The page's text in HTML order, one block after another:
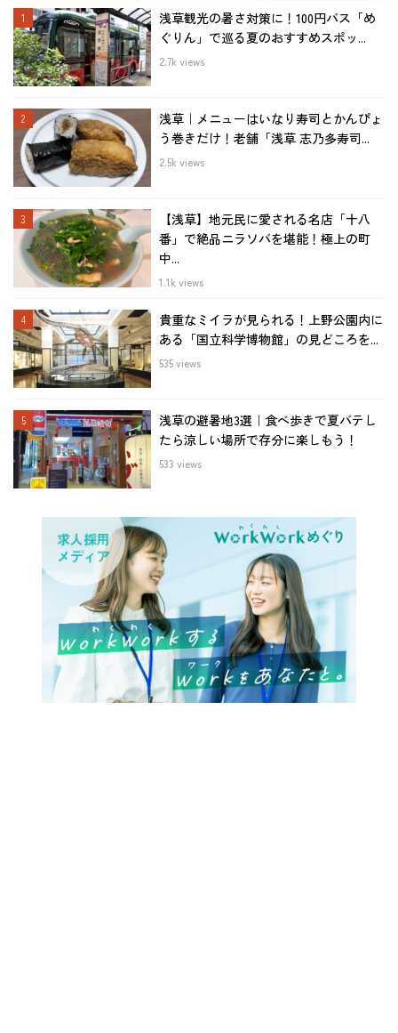
浅草観光の暑さ対策に！100円バス「め
ぐりん」で巡る夏のおすすめスポッ...
2.7k views
浅草｜メニューはいなり寿司とかんぴょ
う巻きだけ！老舗「浅草 志乃多寿司...
2.5k views
【浅草】地元民に愛される名店「十八
番」で絶品ニラソバを堪能！極上の町
中...
1.1k views
貴重なミイラが見られる！上野公園内に
ある「国立科学博物館」の見どころを...
535 views
浅草の避暑地3選｜食べ歩きで夏バテし
たら涼しい場所で存分に楽しもう！
533 views